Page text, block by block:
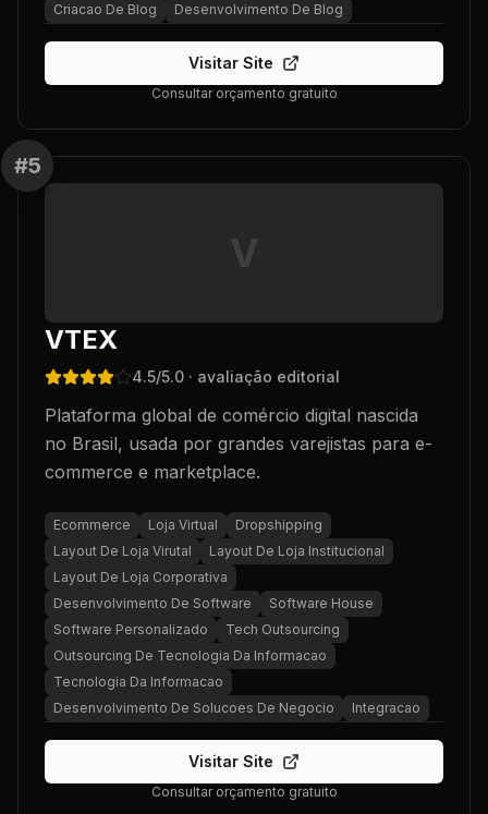
Criacao De Blog
Desenvolvimento De Blog
Visitar Site
Consultar orçamento gratuito
#5
V
VTEX
4.5/5.0 · avaliação editorial
Plataforma global de comércio digital nascida
no Brasil, usada por grandes varejistas para e-
commerce e marketplace.
Ecommerce Loja Virtual
Dropshipping
Layout De Loja Virutal
Layout De Loja Institucional
Layout De Loja Corporativa
Desenvolvimento De Software
Software House
Software Personalizado
Tech Outsourcing
Outsourcing De Tecnologia Da Informacao
Tecnologia Da Informacao
Desenvolvimento De Solucoes De Negocio
Integracao
Visitar Site
Consultar orçamento gratuito